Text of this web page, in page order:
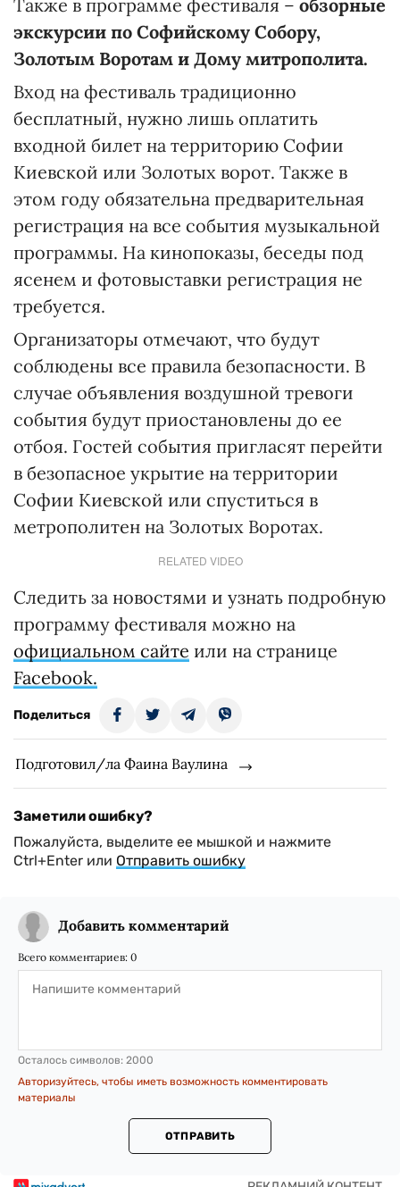
Также в программе фестиваля – обзорные
экскурсии по Софийскому Собору,
Золотым Воротам и Дому митрополита.
Вход на фестиваль традиционно
бесплатный, нужно лишь оплатить
входной билет на территорию Софии
Киевской или Золотых ворот. Также в
этом году обязательна предварительная
регистрация на все события музыкальной
программы. На кинопоказы, беседы под
ясенем и фотовыставки регистрация не
требуется.
Организаторы отмечают, что будут
соблюдены все правила безопасности. В
случае объявления воздушной тревоги
события будут приостановлены до ее
отбоя. Гостей события пригласят перейти
в безопасное укрытие на территории
Софии Киевской или спуститься в
метрополитен на Золотых Воротах.
RELATED VIDEO
Следить за новостями и узнать подробную
программу фестиваля можно на
официальном сайте или на странице
Facebook.
Поделиться
Подготовил/ла Фаина Ваулина
Заметили ошибку?
Пожалуйста, выделите ее мышкой и нажмите
Ctrl+Enter или Отправить ошибку
Добавить комментарий
Всего комментариев: 0
Осталось символов: 2000
Авторизуйтесь, чтобы иметь возможность комментировать
материалы
ОТПРАВИТЬ